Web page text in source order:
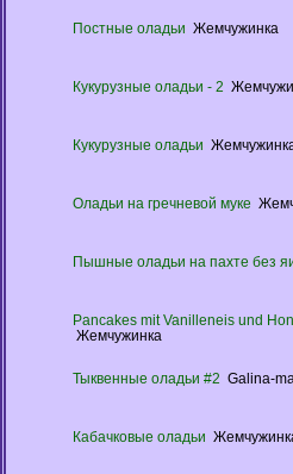
Постные оладьи Жемчужинка
Кукурузные оладьи - 2
Кукурузные оладьи
Оладьи на гречневой муке
Пышные оладьи на пахте без
Pancakes mit Vanilleneis und
Жемчужинка
Тыквенные оладьи #2 Galina-
Кабачковые оладьи